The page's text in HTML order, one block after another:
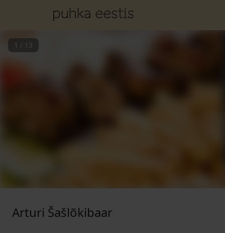
1 / 13
Arturi Šašlõkibaar